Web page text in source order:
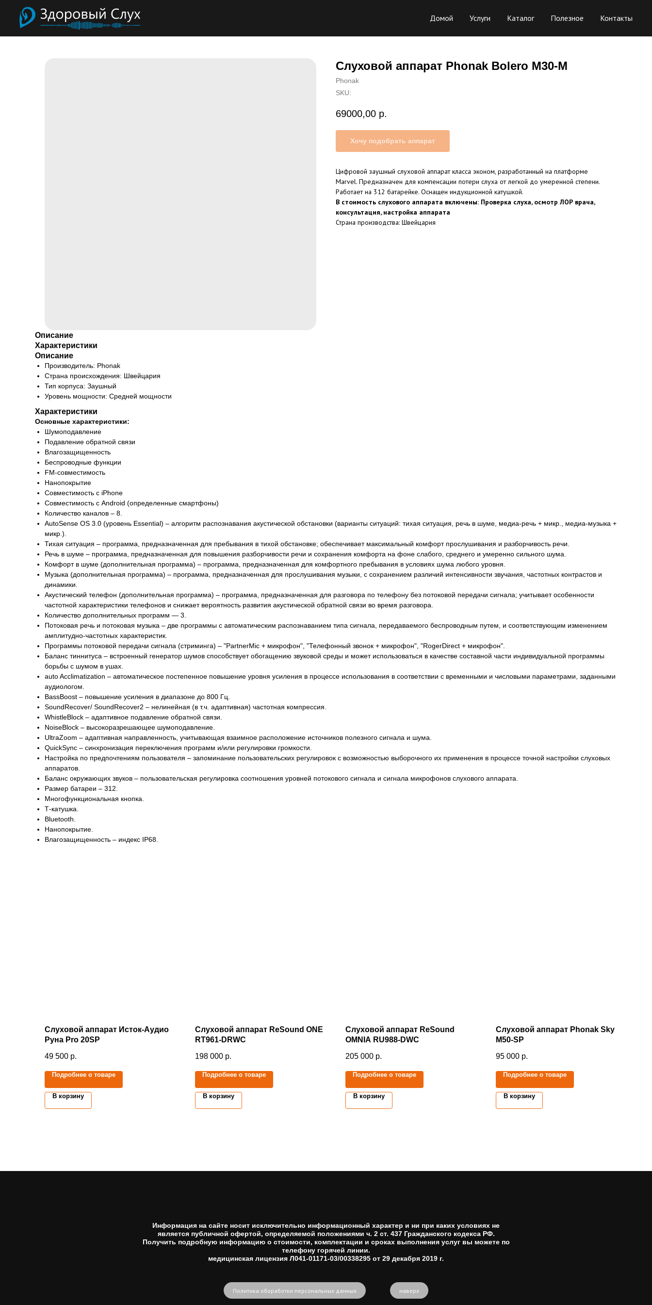
Домой Услуги Каталог Полезное Контакты
Слуховой аппарат Phonak Bolero M30-M
Phonak
SKU:
69000,00 р.
Хочу подобрать аппарат
Цифровой заушный слуховой аппарат класса эконом, разработанный на платформе
Marvel. Предназначен для компенсации потери слуха от легкой до умеренной степени.
Работает на 312 батарейке. Оснащен индукционной катушкой.
В стоимость слухового аппарата включены: Проверка слуха, осмотр ЛОР врача,
консультация, настройка аппарата
Страна производства: Швейцария
Описание
Характеристики
Описание
Производитель: Phonak
Страна происхождения: Швейцария
Тип корпуса: Заушный
Уровень мощности: Средней мощности
Характеристики
Основные характеристики:
Шумоподавление
Подавление обратной связи
Влагозащищенность
Беспроводные функции
FM-совместимость
Нанопокрытие
Совместимость с iPhone
Совместимость с Android (определенные смартфоны)
Количество каналов – 8.
AutoSense OS 3.0 (уровень Essential) – алгоритм распознавания акустической обстановки (варианты ситуаций: тихая ситуация, речь в шуме, медиа-речь + микр., медиа-музыка +
микр.).
Тихая ситуация – программа, предназначенная для пребывания в тихой обстановке; обеспечивает максимальный комфорт прослушивания и разборчивость речи.
Речь в шуме – программа, предназначенная для повышения разборчивости речи и сохранения комфорта на фоне слабого, среднего и умеренно сильного шума.
Комфорт в шуме (дополнительная программа) – программа, предназначенная для комфортного пребывания в условиях шума любого уровня.
Музыка (дополнительная программа) – программа, предназначенная для прослушивания музыки, с сохранением различий интенсивности звучания, частотных контрастов и
динамики.
Акустический телефон (дополнительная программа) – программа, предназначенная для разговора по телефону без потоковой передачи сигнала; учитывает особенности
частотной характеристики телефонов и снижает вероятность развития акустической обратной связи во время разговора.
Количество дополнительных программ — 3.
Потоковая речь и потоковая музыка – две программы с автоматическим распознаванием типа сигнала, передаваемого беспроводным путем, и соответствующим изменением
амплитудно-частотных характеристик.
Программы потоковой передачи сигнала (стриминга) – "PartnerMic + микрофон", "Телефонный звонок + микрофон", "RogerDirect + микрофон".
Баланс тиннитуса – встроенный генератор шумов способствует обогащению звуковой среды и может использоваться в качестве составной части индивидуальной программы
борьбы с шумом в ушах.
auto Acclimatization – автоматическое постепенное повышение уровня усиления в процессе использования в соответствии с временными и числовыми параметрами, заданными
аудиологом.
BassBoost – повышение усиления в диапазоне до 800 Гц.
SoundRecover/ SoundRecover2 – нелинейная (в т.ч. адаптивная) частотная компрессия.
WhistleBlock – адаптивное подавление обратной связи.
NoiseBlock – высокоразрешающее шумоподавление.
UltraZoom – адаптивная направленность, учитывающая взаимное расположение источников полезного сигнала и шума.
QuickSync – синхронизация переключения программ и/или регулировки громкости.
Настройка по предпочтениям пользователя – запоминание пользовательских регулировок с возможностью выборочного их применения в процессе точной настройки слуховых
аппаратов.
Баланс окружающих звуков – пользовательская регулировка соотношения уровней потокового сигнала и сигнала микрофонов слухового аппарата.
Размер батареи – 312.
Многофункциональная кнопка.
Т-катушка.
Bluetooth.
Нанопокрытие.
Влагозащищенность – индекс IP68.
Слуховой аппарат Исток-Аудио
Руна Pro 20SP
49 500 р.
Подробнее о товаре
В корзину
Слуховой аппарат ReSound ONE
RT961-DRWС
198 000 р.
Подробнее о товаре
В корзину
Слуховой аппарат ReSound
OMNIA RU988-DWC
205 000 р.
Подробнее о товаре
В корзину
Слуховой аппарат Phonak Sky
M50-SP
95 000 р.
Подробнее о товаре
В корзину
Информация на сайте носит исключительно информационный характер и ни при каких условиях не
является публичной офертой, определяемой положениями ч. 2 ст. 437 Гражданского кодекса РФ.
Получить подробную информацию о стоимости, комплектации и сроках выполнения услуг вы можете по
телефону горячей линии.
медицинская лицензия Л041-01171-03/00338295 от 29 декабря 2019 г.
Политика обоработки персональных данных наверх